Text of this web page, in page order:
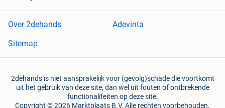
Over 2dehands
Adevinta
Sitemap
2dehands is niet aansprakelijk voor (gevolg)schade die voortkomt
uit het gebruik van deze site, dan wel uit fouten of ontbrekende
functionaliteiten op deze site.
Copyright © 2026 Marktplaats B.V. Alle rechten voorbehouden.